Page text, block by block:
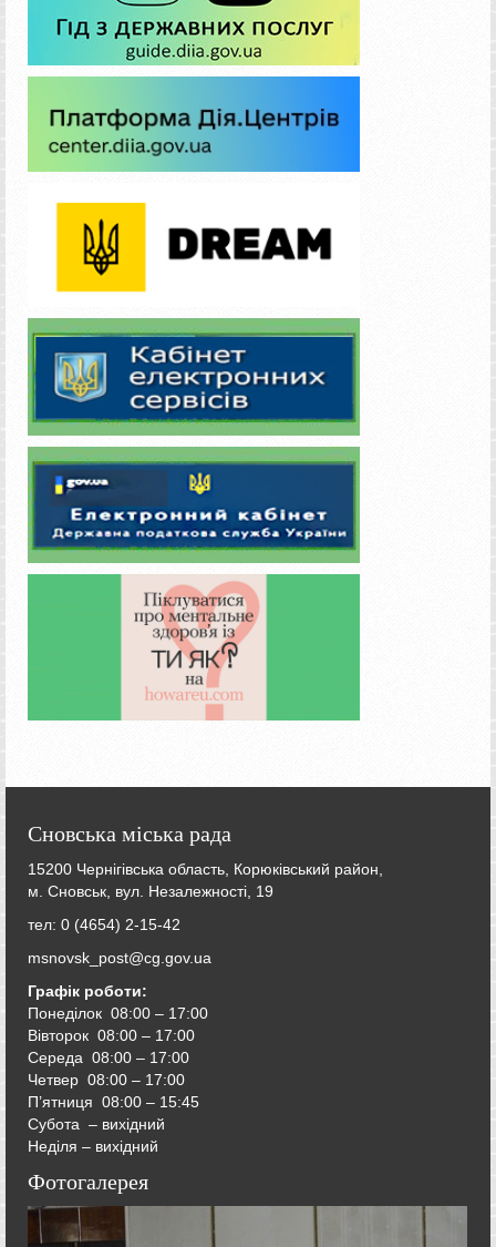
Сновська міська рада
15200 Чернігівська область, Корюківський район,
м. Сновськ, вул. Незалежності, 19
тел: 0 (4654) 2-15-42
msnovsk_post@cg.gov.ua
Графік роботи:
Понеділок 08:00 – 17:00
Вівторок 08:00 – 17:00
Середа 08:00 – 17:00
Четвер 08:00 – 17:00
П’ятниця 08:00 – 15:45
Субота – вихідний
Неділя – вихідний
Фотогалерея